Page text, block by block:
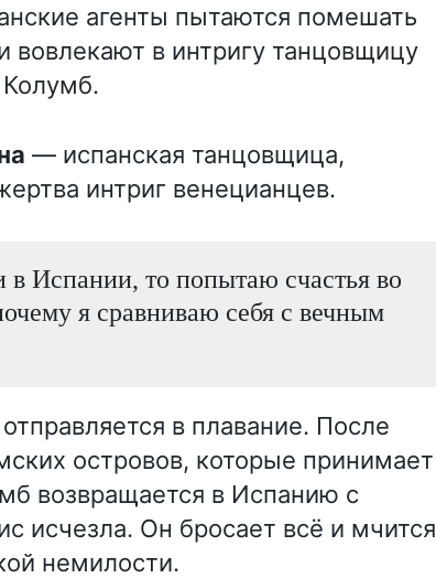
агенты пытаются помешать
вовлекают в интригу танцовщицу
— испанская танцовщица,
интриг венецианцев.
Испании, то попытаю счастья во
я сравниваю себя с вечным
в плавание. После
островов, которые принимает
возвращается в Испанию с
исчезла. Он бросает всё и мчится
немилости.